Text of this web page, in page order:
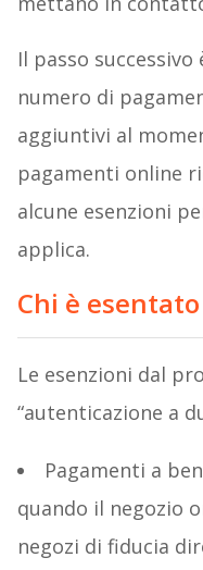
Il passo
numero di
aggiuntivi al
pagamenti online
alcune esenzioni
applica.
Chi è
Le esenzioni dal
“autenticazione a
Pagamenti a
quando il negozio
negozi di fiducia